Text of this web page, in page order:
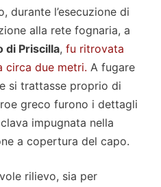
durante l’esecuzione di
alla rete fognaria, a
di Priscilla, fu ritrovata
circa due metri. A fugare
si trattasse proprio di
greco furono i dettagli
impugnata nella
a copertura del capo.
rilievo, sia per